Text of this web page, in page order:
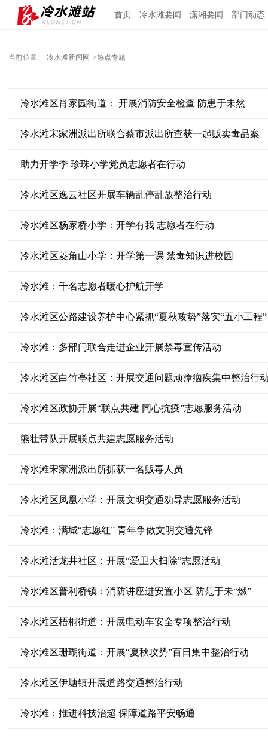
首页 冷水滩要闻 潇湘要闻 部门动态
当前位置: 冷水滩新闻网 >热点专题
冷水滩区肖家园街道： 开展消防安全检查 防患于未然
冷水滩宋家洲派出所联合蔡市派出所查获一起贩卖毒品案
助力开学季 珍珠小学党员志愿者在行动
冷水滩区逸云社区开展车辆乱停乱放整治行动
冷水滩区杨家桥小学：开学有我 志愿者在行动
冷水滩区菱角山小学：开学第一课 禁毒知识进校园
冷水滩：千名志愿者暖心护航开学
冷水滩区公路建设养护中心紧抓“夏秋攻势”落实“五小工程”
冷水滩：多部门联合走进企业开展禁毒宣传活动
冷水滩区白竹亭社区：开展交通问题顽瘴痼疾集中整治行
冷水滩区政协开展“联点共建 同心抗疫”志愿服务活动
熊壮带队开展联点共建志愿服务活动
冷水滩宋家洲派出所抓获一名贩毒人员
冷水滩区凤凰小学：开展文明交通劝导志愿服务活动
冷水滩：满城“志愿红” 青年争做文明交通先锋
冷水滩活龙井社区：开展“爱卫大扫除”志愿活动
冷水滩区普利桥镇：消防讲座进安置小区 防范于未“燃”
冷水滩区梧桐街道：开展电动车安全专项整治行动
冷水滩区珊瑚街道：开展“夏秋攻势”百日集中整治行动
冷水滩区伊塘镇开展道路交通整治行动
冷水滩：推进科技治超 保障道路平安畅通